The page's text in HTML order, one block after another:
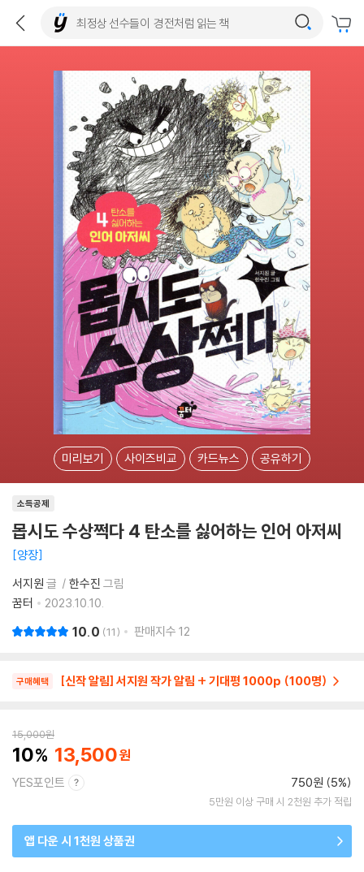
미리보기 사이즈비교 카드뉴스 공유하기
소득공제
몹시도 수상쩍다 4 탄소를 싫어하는 인어 아저씨
양장
서지원 글 한수진 그림
꿈터
2023.10.10.
10.0 11 판매지수 12
구매혜택 [신작 알림] 서지원 작가 알림 + 기대평 1000p (100명)
15,000원
10 13,500
YES포인트 750원 (5%)
5만원 이상 구매 시 2천원 추가 적립
앱 다운 시 1천원 상품권